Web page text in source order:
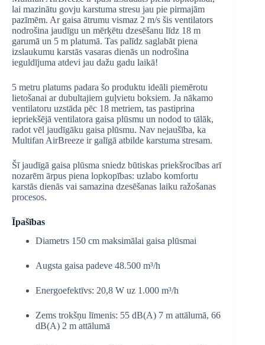
lai mazinātu govju karstuma stresu jau pie pirmajām
pazīmēm. Ar gaisa ātrumu vismaz 2 m/s šis ventilators
nodrošina jaudīgu un mērķētu dzesēšanu līdz 18 m
garumā un 5 m platumā. Tas palīdz saglabāt piena
izslaukumu karstās vasaras dienās un nodrošina
ieguldījuma atdevi jau dažu gadu laikā!
5 metru platums padara šo produktu ideāli piemērotu
lietošanai ar dubultajiem guļvietu boksiem. Ja nākamo
ventilatoru uzstāda pēc 18 metriem, tas pastiprina
iepriekšējā ventilatora gaisa plūsmu un nodod to tālāk,
radot vēl jaudīgāku gaisa plūsmu. Nav nejaušība, ka
Multifan AirBreeze ir galīgā atbilde karstuma stresam.
Šī jaudīgā gaisa plūsma sniedz būtiskas priekšrocības arī
nozarēm ārpus piena lopkopības: uzlabo komfortu
karstās dienās vai samazina dzesēšanas laiku ražošanas
procesos.
Īpašības
Diametrs 150 cm maksimālai gaisa plūsmai
Augsta gaisa padeve 48.500 m³/h
Energoefektīvs: 20,8 W uz 1.000 m³/h
Zems trokšņu līmenis: 55 dB(A) 7 m attālumā, 66
dB(A) 2 m attālumā